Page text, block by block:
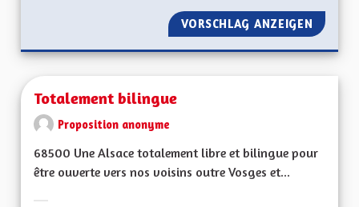
VORSCHLAG ANZEIGEN
Totalement bilingue
Proposition anonyme
68500 Une Alsace totalement libre et bilingue pour
être ouverte vers nos voisins outre Vosges et...